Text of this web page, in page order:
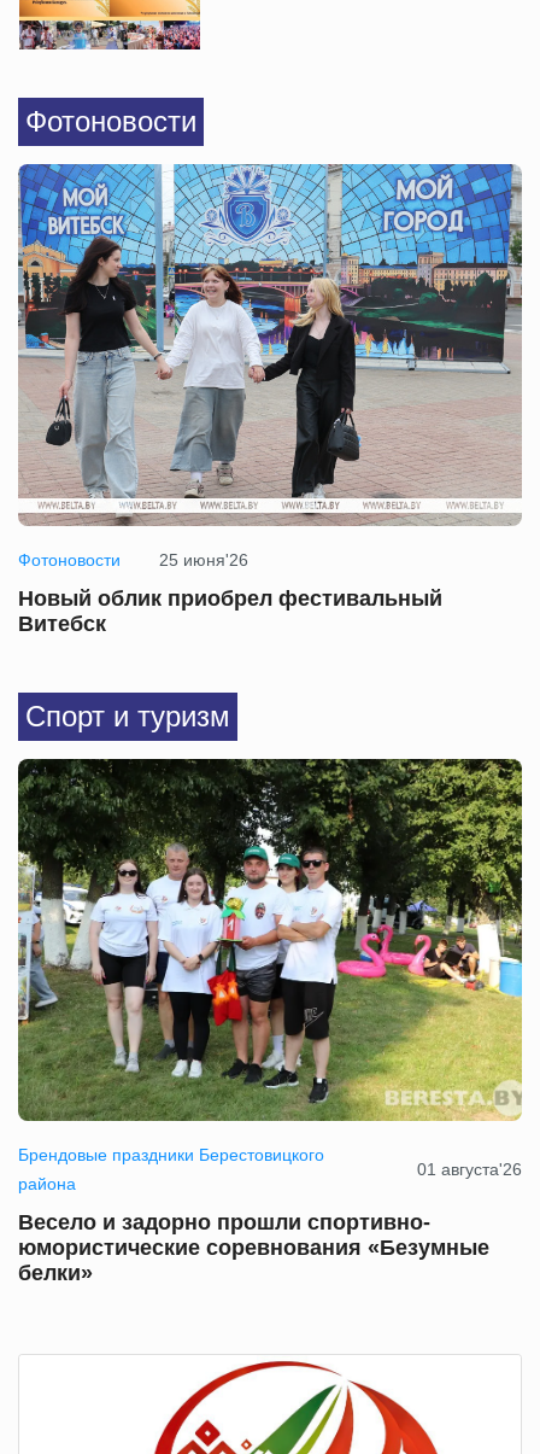
Фотоновости
Фотоновости 25 июня'26
Новый облик приобрел фестивальный
Витебск
Спорт и туризм
Брендовые праздники Берестовицкого
района
01 августа'26
Весело и задорно прошли спортивно-
юмористические соревнования «Безумные
белки»